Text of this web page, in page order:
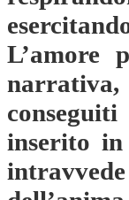
L’amore
inserito in